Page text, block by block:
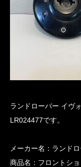
ランドローバー イヴ
LR024477です。
メーカー名：ランド
商品名：フロントシ